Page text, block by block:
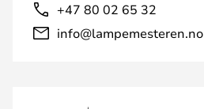
+47 80 02 65 32
info@lampemesteren.no